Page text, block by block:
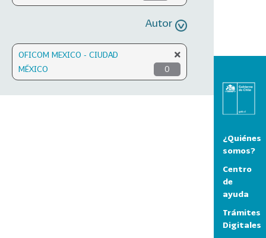
Autor
OFICOM MEXICO - CIUDAD
MÉXICO
0
¿Quiénes
somos?
Centro
de
ayuda
Trámites
Digitales